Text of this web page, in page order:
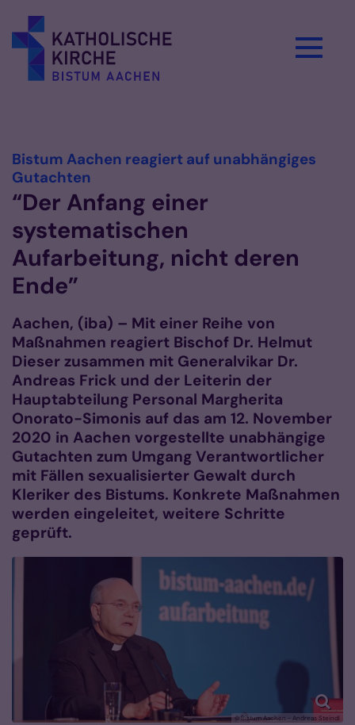
Bistum Aachen reagiert auf unabhängiges
Gutachten
“Der Anfang einer
systematischen
Aufarbeitung, nicht deren
Ende”
Aachen, (iba) – Mit einer Reihe von
Maßnahmen reagiert Bischof Dr. Helmut
Dieser zusammen mit Generalvikar Dr.
Andreas Frick und der Leiterin der
Hauptabteilung Personal Margherita
Onorato-Simonis auf das am 12. November
2020 in Aachen vorgestellte unabhängige
Gutachten zum Umgang Verantwortlicher
mit Fällen sexualisierter Gewalt durch
Kleriker des Bistums. Konkrete Maßnahmen
werden eingeleitet, weitere Schritte
geprüft.
© Bistum Aachen - Andreas Steindl